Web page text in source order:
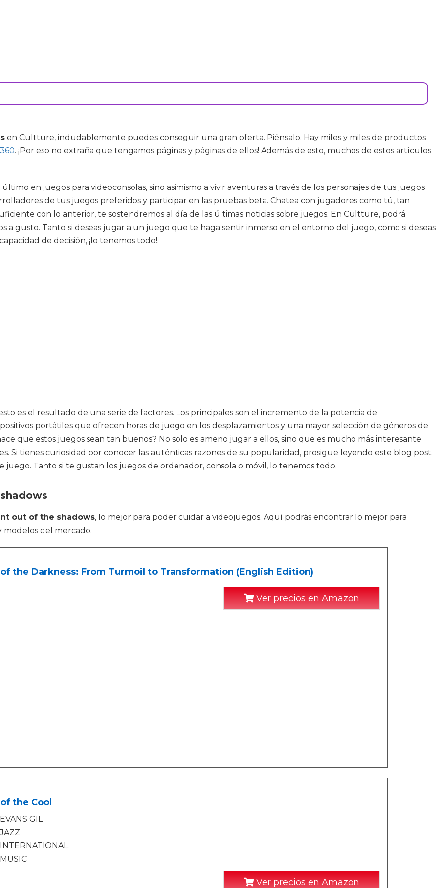
en Cultture, indudablemente puedes conseguir una gran oferta. Piénsalo. Hay miles y miles de productos
. ¡Por eso no extraña que tengamos páginas y páginas de ellos! Además de esto, muchos de estos artículos
en juegos para videoconsolas, sino asimismo a vivir aventuras a través de los personajes de tus juegos
de tus juegos preferidos y participar en las pruebas beta. Chatea con jugadores como tú, tan
con lo anterior, te sostendremos al día de las últimas noticias sobre juegos. En Cultture, podrá
gusto. Tanto si deseas jugar a un juego que te haga sentir inmerso en el entorno del juego, como si deseas
de decisión, ¡lo tenemos todo!.
es el resultado de una serie de factores. Los principales son el incremento de la potencia de
portátiles que ofrecen horas de juego en los desplazamientos y una mayor selección de géneros de
que estos juegos sean tan buenos? No solo es ameno jugar a ellos, sino que es mucho más interesante
Si tienes curiosidad por conocer las auténticas razones de su popularidad, prosigue leyendo este blog post.
Tanto si te gustan los juegos de ordenador, consola o móvil, lo tenemos todo.
out of the shadows, lo mejor para poder cuidar a videojuegos. Aquí podrás encontrar lo mejor para
modelos del mercado.
the Darkness: From Turmoil to Transformation (English Edition)
Ver precios en Amazon
the Cool
EVANS GIL
JAZZ
INTERNATIONAL
MUSIC
Ver precios en Amazon